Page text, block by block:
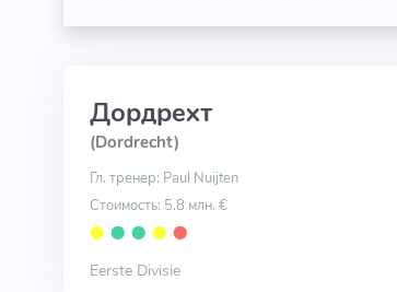
Дордрехт
(Dordrecht)
Гл. тренер: Paul Nuijten
Стоимость: 5.8 млн. €
⬤ ⬤ ⬤ ⬤ ⬤
Eerste Divisie